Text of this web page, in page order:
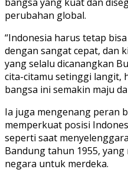
perubahan global.
“Indonesia harus tetap
dengan sangat cepat, dan
yang selalu dicanangkan
cita-citamu setinggi langit,
bangsa ini semakin maju
Ia juga mengenang peran
memperkuat posisi
seperti saat
Bandung tahun 1955,
negara untuk merdeka.